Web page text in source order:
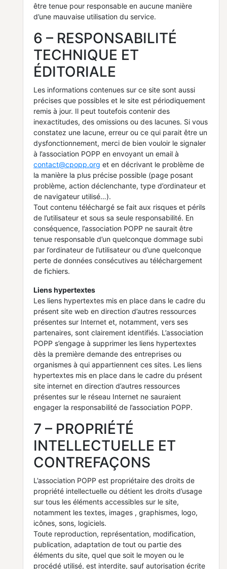
être tenue pour responsable en aucune manière
d’une mauvaise utilisation du service.
6 – RESPONSABILITÉ
TECHNIQUE ET
ÉDITORIALE
Les informations contenues sur ce site sont aussi
précises que possibles et le site est périodiquement
remis à jour. Il peut toutefois contenir des
inexactitudes, des omissions ou des lacunes. Si vous
constatez une lacune, erreur ou ce qui parait être un
dysfonctionnement, merci de bien vouloir le signaler
à l’association POPP en envoyant un email à
contact@cpopp.org et en décrivant le problème de
la manière la plus précise possible (page posant
problème, action déclenchante, type d’ordinateur et
de navigateur utilisé…).
Tout contenu téléchargé se fait aux risques et périls
de l’utilisateur et sous sa seule responsabilité. En
conséquence, l’association POPP ne saurait être
tenue responsable d’un quelconque dommage subi
par l’ordinateur de l’utilisateur ou d’une quelconque
perte de données consécutives au téléchargement
de fichiers.
Liens hypertextes
Les liens hypertextes mis en place dans le cadre du
présent site web en direction d’autres ressources
présentes sur Internet et, notamment, vers ses
partenaires, sont clairement identifiés. L’association
POPP s’engage à supprimer les liens hypertextes
dès la première demande des entreprises ou
organismes à qui appartiennent ces sites. Les liens
hypertextes mis en place dans le cadre du présent
site internet en direction d’autres ressources
présentes sur le réseau Internet ne sauraient
engager la responsabilité de l’association POPP.
7 – PROPRIÉTÉ
INTELLECTUELLE ET
CONTREFAÇONS
L’association POPP est propriétaire des droits de
propriété intellectuelle ou détient les droits d’usage
sur tous les éléments accessibles sur le site,
notamment les textes, images , graphismes, logo,
icônes, sons, logiciels.
Toute reproduction, représentation, modification,
publication, adaptation de tout ou partie des
éléments du site, quel que soit le moyen ou le
procédé utilisé, est interdite, sauf autorisation écrite